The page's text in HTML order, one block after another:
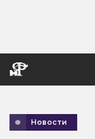
Новости